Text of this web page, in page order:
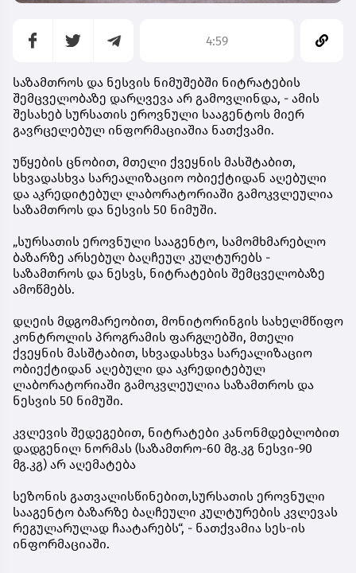
4:59
საზამთროს და ნესვის ნიმუშებში ნიტრატების
შემცველობაზე დარღვევა არ გამოვლინდა, - ამის
შესახებ სურსათის ეროვნული სააგენტოს მიერ
გავრცელებულ ინფორმაციაშია ნათქვამი.
უწყების ცნობით, მთელი ქვეყნის მასშტაბით,
სხვადასხვა სარეალიზაციო ობიექტიდან აღებული
და აკრედიტებულ ლაბორატორიაში გამოკვლეულია
საზამთროს და ნესვის 50 ნიმუში.
„სურსათის ეროვნული სააგენტო, სამომხმარებლო
ბაზარზე არსებულ ბაღჩეულ კულტურებს -
საზამთროს და ნესვს, ნიტრატების შემცველობაზე
ამოწმებს.
დღეის მდგომარეობით, მონიტორინგის სახელმწიფო
კონტროლის პროგრამის ფარგლებში, მთელი
ქვეყნის მასშტაბით, სხვადასხვა სარეალიზაციო
ობიექტიდან აღებული და აკრედიტებულ
ლაბორატორიაში გამოკვლეულია საზამთროს და
ნესვის 50 ნიმუში.
კვლევის შედეგებით, ნიტრატები კანონმდებლობით
დადგენილ ნორმას (საზამთრო-60 მგ.კგ ნესვი-90
მგ.კგ) არ აღემატება
სეზონის გათვალისწინებით,სურსათის ეროვნული
სააგენტო ბაზარზე ბაღჩეული კულტურების კვლევას
რეგულარულად ჩაატარებს“, - ნათქვამია სეს-ის
ინფორმაციაში.